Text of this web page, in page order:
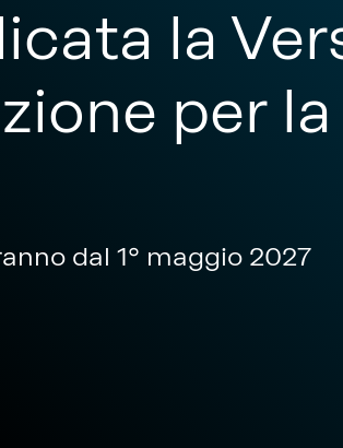
la
per la
dal 1° maggio 2027